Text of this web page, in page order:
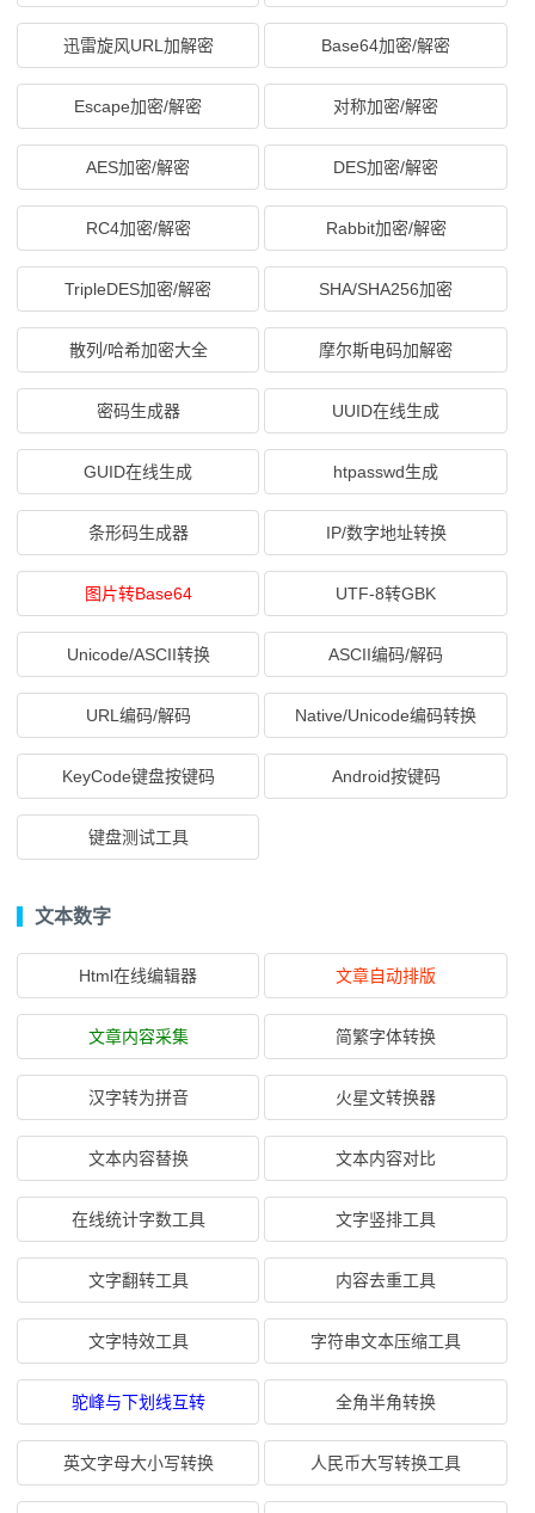
迅雷旋风URL加解密 Base64加密/解密
Escape加密/解密 对称加密/解密
AES加密/解密 DES加密/解密
RC4加密/解密 Rabbit加密/解密
TripleDES加密/解密 SHA/SHA256加密
散列/哈希加密大全 摩尔斯电码加解密
密码生成器 UUID在线生成
GUID在线生成 htpasswd生成
条形码生成器 IP/数字地址转换
图片转Base64 UTF-8转GBK
Unicode/ASCII转换 ASCII编码/解码
URL编码/解码 Native/Unicode编码转换
KeyCode键盘按键码 Android按键码
键盘测试工具
文本数字
Html在线编辑器 文章自动排版
文章内容采集 简繁字体转换
汉字转为拼音 火星文转换器
文本内容替换 文本内容对比
在线统计字数工具 文字竖排工具
文字翻转工具 内容去重工具
文字特效工具 字符串文本压缩工具
驼峰与下划线互转 全角半角转换
英文字母大小写转换 人民币大写转换工具